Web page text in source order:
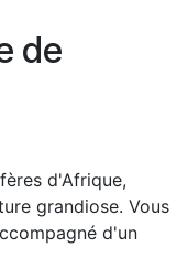
de
d'Afrique,
grandiose. Vous
d'un